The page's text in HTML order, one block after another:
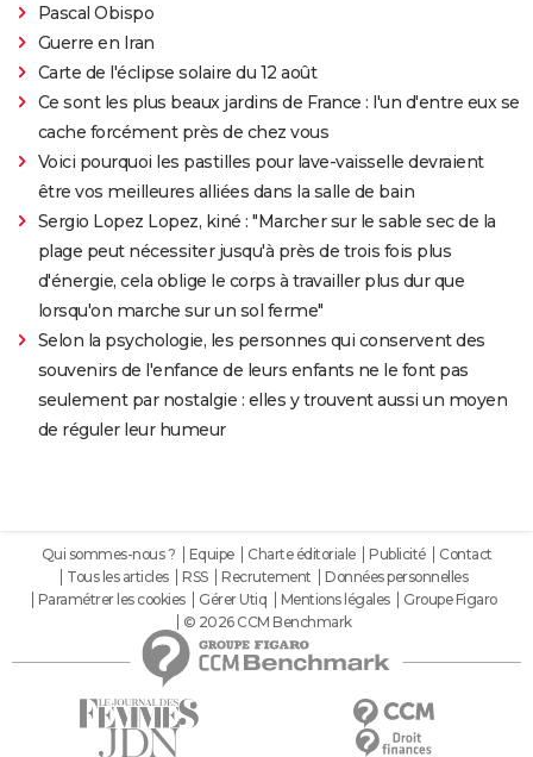
Pascal Obispo
Guerre en Iran
Carte de l'éclipse solaire du 12 août
Ce sont les plus beaux jardins de France : l'un d'entre eux se
cache forcément près de chez vous
Voici pourquoi les pastilles pour lave-vaisselle devraient
être vos meilleures alliées dans la salle de bain
Sergio Lopez Lopez, kiné : "Marcher sur le sable sec de la
plage peut nécessiter jusqu'à près de trois fois plus
d'énergie, cela oblige le corps à travailler plus dur que
lorsqu'on marche sur un sol ferme"
Selon la psychologie, les personnes qui conservent des
souvenirs de l'enfance de leurs enfants ne le font pas
seulement par nostalgie : elles y trouvent aussi un moyen
de réguler leur humeur
Qui sommes-nous ? Equipe Charte éditoriale Publicité
Contact
Tous les articles
RSS Recrutement
Données personnelles
Paramétrer les cookies
Gérer Utiq Mentions légales
Groupe Figaro
© 2026 CCM Benchmark